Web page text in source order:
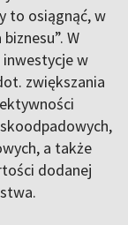
to osiągnąć, w
W
w
zwiększania
a także
dodanej